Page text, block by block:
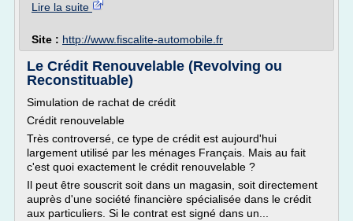
Lire la suite
Site : http://www.fiscalite-automobile.fr
Le Crédit Renouvelable (Revolving ou
Reconstituable)
Simulation de rachat de crédit
Crédit renouvelable
Très controversé, ce type de crédit est aujourd'hui
largement utilisé par les ménages Français. Mais au fait
c'est quoi exactement le crédit renouvelable ?
Il peut être souscrit soit dans un magasin, soit directement
auprès d'une société financière spécialisée dans le crédit
aux particuliers. Si le contrat est signé dans un...